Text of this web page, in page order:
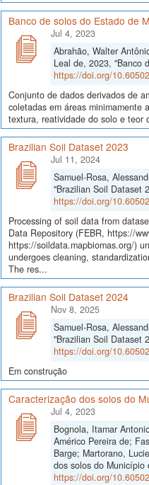
Banco de solos do Estado de
Jul 4, 2023
Abrahão, Walter
Leal de, 2023, "Banco
https://doi.org/
Conjunto de dados derivados de
coletadas em áreas minimamente
textura, reatividade do solo e teor
Brazilian Soil Dataset 2023
Jul 11, 2024
Samuel-Rosa,
"Brazilian Soil Dataset
https://doi.org/
Processing of soil data from
Data Repository (FEBR, https://
https://soildata.mapbiomas.org/)
undergoes cleaning,
The res...
Brazilian Soil Dataset 2024
Nov 8, 2025
Samuel-Rosa,
"Brazilian Soil Dataset
https://doi.org/
Em construção
Caracterização dos solos do
Jul 4, 2023
Bognola, Itamar
Américo Pereira de;
Barge; Martorano,
dos solos do Município
https://doi.org/